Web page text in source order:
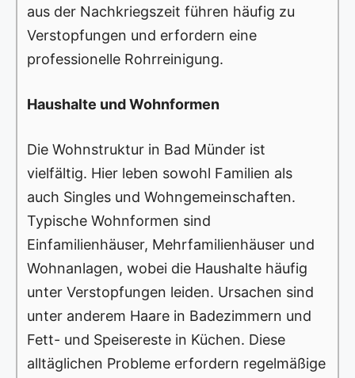
aus der Nachkriegszeit führen häufig zu
Verstopfungen und erfordern eine
professionelle Rohrreinigung.
Haushalte und Wohnformen
Die Wohnstruktur in Bad Münder ist
vielfältig. Hier leben sowohl Familien als
auch Singles und Wohngemeinschaften.
Typische Wohnformen sind
Einfamilienhäuser, Mehrfamilienhäuser und
Wohnanlagen, wobei die Haushalte häufig
unter Verstopfungen leiden. Ursachen sind
unter anderem Haare in Badezimmern und
Fett- und Speisereste in Küchen. Diese
alltäglichen Probleme erfordern regelmäßige